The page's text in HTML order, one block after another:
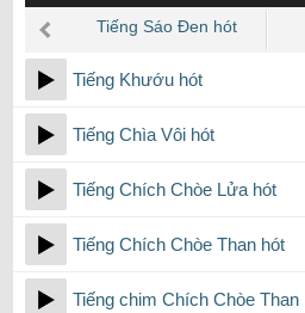
âm
thanh
Tiếng Sáo Đen hót
Tiếng Khướu hót
Tiếng Chìa Vôi hót
Tiếng Chích Chòe Lửa hót
Tiếng Chích Chòe Than hót
Tiếng chim Chích Chòe Than